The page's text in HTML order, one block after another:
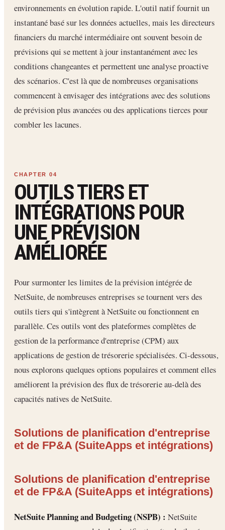
environnements en évolution rapide. L'outil natif fournit un
instantané basé sur les données actuelles, mais les directeurs
financiers du marché intermédiaire ont souvent besoin de
prévisions qui se mettent à jour instantanément avec les
conditions changeantes et permettent une analyse proactive
des scénarios. C'est là que de nombreuses organisations
commencent à envisager des intégrations avec des solutions
de prévision plus avancées ou des applications tierces pour
combler les lacunes.
OUTILS TIERS ET
INTÉGRATIONS POUR
UNE PRÉVISION
AMÉLIORÉE
Pour surmonter les limites de la prévision intégrée de
NetSuite, de nombreuses entreprises se tournent vers des
outils tiers qui s'intègrent à NetSuite ou fonctionnent en
parallèle. Ces outils vont des plateformes complètes de
gestion de la performance d'entreprise (CPM) aux
applications de gestion de trésorerie spécialisées. Ci-dessous,
nous explorons quelques options populaires et comment elles
améliorent la prévision des flux de trésorerie au-delà des
capacités natives de NetSuite.
Solutions de planification d'entreprise
et de FP&A (SuiteApps et intégrations)
Solutions de planification d'entreprise
et de FP&A (SuiteApps et intégrations)
NetSuite Planning and Budgeting (NSPB) : NetSuite